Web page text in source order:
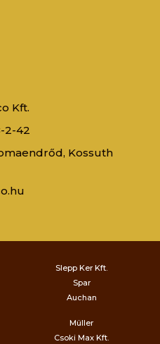
Kft.
2-42
Kossuth
Slepp Ker Kft.
Spar
Auchan
Müller
Csoki Max Kft.